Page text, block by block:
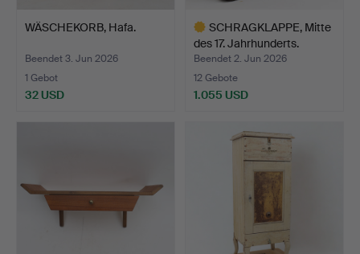
WÄSCHEKORB, Hafa.
Beendet 3. Jun 2026
1 Gebot
32 USD
SCHRAGKLAPPE, Mitte
des 17. Jahrhunderts.
Beendet 2. Jun 2026
12 Gebote
1.055 USD